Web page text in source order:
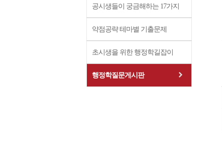
공시생들이 궁금해하는 17가지
약점공략 테마별 기출문제
초시생을 위한 행정학길잡이
행정학질문게시판